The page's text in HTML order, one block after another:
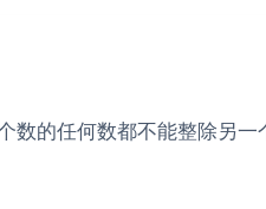
的任何数都不能整除另